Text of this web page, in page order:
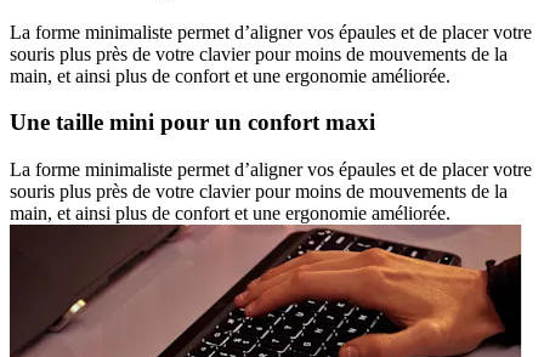
La forme minimaliste permet d’aligner vos épaules et de placer votre
souris plus près de votre clavier pour moins de mouvements de la
main, et ainsi plus de confort et une ergonomie améliorée.
Une taille mini pour un confort maxi
La forme minimaliste permet d’aligner vos épaules et de placer votre
souris plus près de votre clavier pour moins de mouvements de la
main, et ainsi plus de confort et une ergonomie améliorée.